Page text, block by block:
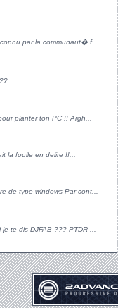
par la communaut� f...
planter ton PC !! Argh...
la foulle en delire !!...
de type windows Par cont...
te dis DJFAB ??? PTDR ...